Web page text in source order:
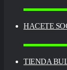
HACETE
TIENDA